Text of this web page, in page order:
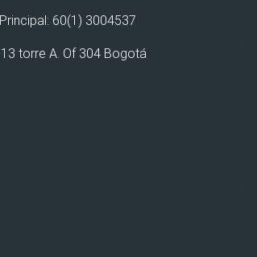
60(1) 3004537
torre A. Of 304 Bogotá